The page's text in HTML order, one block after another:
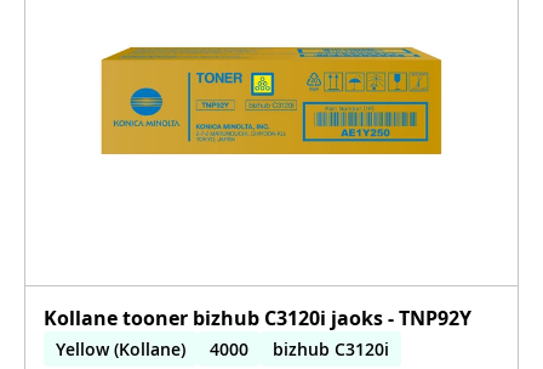
Kollane tooner bizhub C3120i jaoks - TNP92Y
Yellow (Kollane) 4000
bizhub C3120i